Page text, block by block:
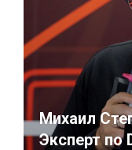
Михаил
Эксперт по